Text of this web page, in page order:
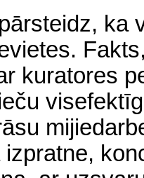
ka
kuratores
izpratne,